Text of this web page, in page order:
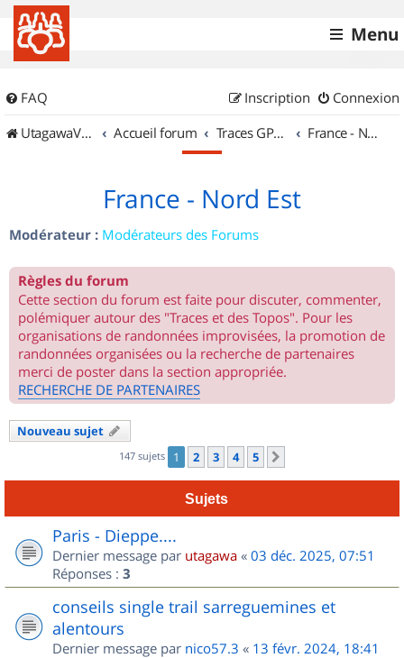
Menu
FAQ Connexion
Inscription
UtagawaVTT (Randos VTT et VTTAE avec traces GPS)
Accueil forum Traces GPS de randos VTT France - Nord Est
France - Nord Est
Modérateur : Modérateurs des Forums
Règles du forum
Cette section du forum est faite pour discuter, commenter,
polémiquer autour des "Traces et des Topos". Pour les
organisations de randonnées improvisées, la promotion de
randonnées organisées ou la recherche de partenaires
merci de poster dans la section appropriée.
RECHERCHE DE PARTENAIRES
Nouveau sujet
147 sujets 1 2 3 4 5
Sujets
Paris - Dieppe....
Dernier message par utagawa « 03 déc. 2025, 07:51
Réponses : 3
conseils single trail sarreguemines et
alentours
Dernier message par nico57.3 « 13 févr. 2024, 18:41